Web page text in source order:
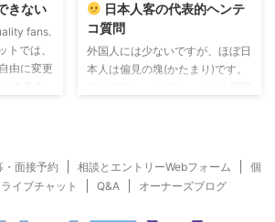
な格好」
かりま
ッ ...
し、早口マシンガントークはウケ
ません。 ・タメ口しない ・流行
語使わない ・流行りの話し方し
ない ・ゆっくり話す この4つで
きない
fans.
トでは、
由に変更
安く設定
は困難で
して挑
日本人客の代表的ヘンテ
コ質問
外国人には少ないですが、ほぼ日
本人は偏見の塊(かたまり)です。
に… 「働かないの?」という質
問。笑 いや、今あなたと話して
るのは働いてるんだけど…? 思わ
・面接予約 相談とエントリーWebフォーム
個
ライブチャット Q&A オーナーズブログ